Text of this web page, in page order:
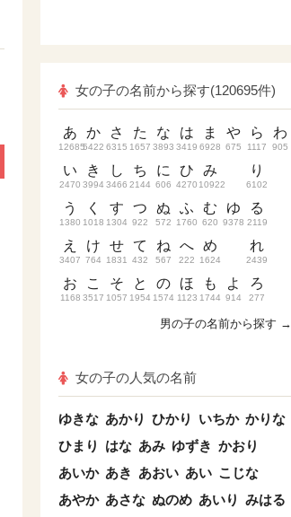
女の子の名前から探す(120695件)
あ
12685
い
2470
う
1380
え
3407
お
1168
か
5422
き
3994
く
1018
け
764
こ
3517
さ
6315
し
3466
す
1304
せ
1831
そ
1057
た
1657
ち
2144
つ
922
て
432
と
1954
な
3893
に
606
ぬ
572
ね
567
の
1574
は
3419
ひ
4270
ふ
1760
へ
222
ほ
1123
ま
6928
み
10922
む
620
め
1624
も
1744
や
675
ゆ
9378
よ
914
ら
1117
り
6102
る
2119
れ
2439
ろ
277
わ
905
男の子の名前から探す →
女の子の人気の名前
ゆきな あかり ひかり いちか かりな
ひまり
はな あみ ゆずき かおり
あいか あき あおい あい こじな
あやか あさな ぬのめ あいり みはる